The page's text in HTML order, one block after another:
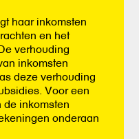
haar inkomsten
en het
verhouding
inkomsten
deze verhouding
Voor een
inkomsten
onderaan